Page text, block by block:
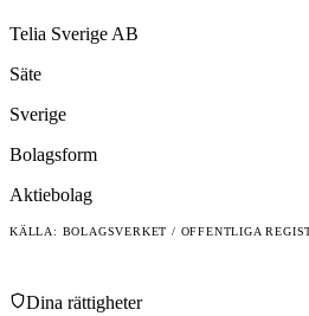
Telia Sverige AB
Säte
Sverige
Bolagsform
Aktiebolag
KÄLLA: BOLAGSVERKET / OFFENTLIGA
Dina rättigheter